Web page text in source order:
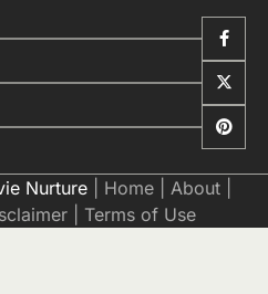
Nurture Home About
| Terms of Use